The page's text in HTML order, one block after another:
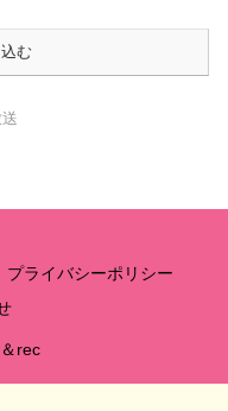
む
プライバシーポリシー
rec